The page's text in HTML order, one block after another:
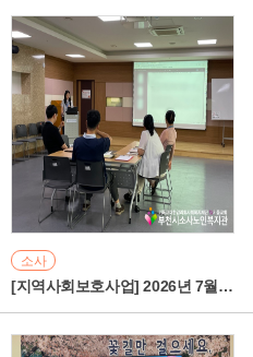
소사
[지역사회보호사업] 2026년 7월 정기 사례회의 진행